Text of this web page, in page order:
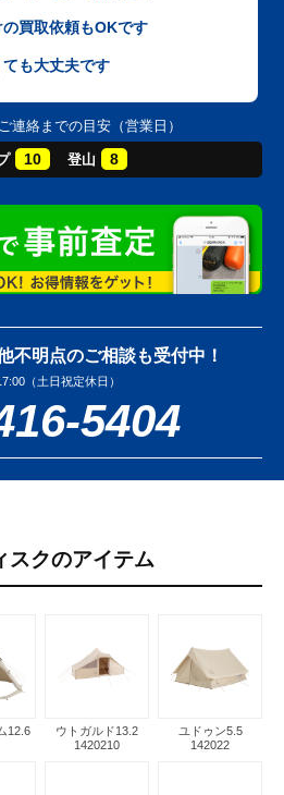
買取依頼もOKです
も大丈夫です
連絡までの目安（営業日）
10 登山 8
不明点のご相談も受付中！
（土日祝定休日）
5404
スクのアイテム
12.6
ウトガルド13.2
1420210
ユドゥン5.5
142022